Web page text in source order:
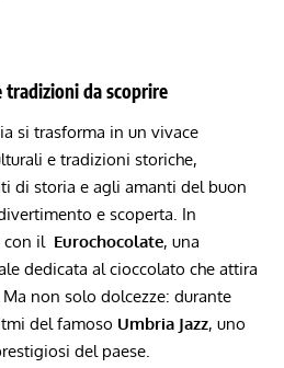
da scoprire
si trasforma in un vivace
⁢e tradizioni storiche,
di storia e agli amanti del buon⁤
e ⁢scoperta. In
il
Eurochocolate, una
dedicata al cioccolato che attira
non solo dolcezze: durante
del⁣ famoso Umbria Jazz, ​uno
del paese.